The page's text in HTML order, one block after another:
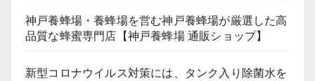
神戸養蜂場・養蜂場を営む神戸養蜂場が厳選した高
品質な蜂蜜専門店【神戸養蜂場 通販ショップ】
新型コロナウイルス対策には、タンク入り除菌水を